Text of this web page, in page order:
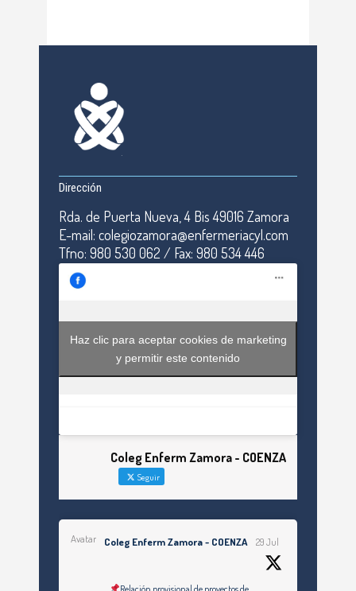
Dirección
Rda. de Puerta Nueva, 4 Bis 49016 Zamora
E-mail: colegiozamora@enfermeriacyl.com
Tfno: 980 530 062 / Fax: 980 534 446
Haz clic para aceptar cookies de marketing
y permitir este contenido
Coleg Enferm Zamora - COENZA
Seguir
Avatar Coleg Enferm Zamora - COENZA 29 Jul